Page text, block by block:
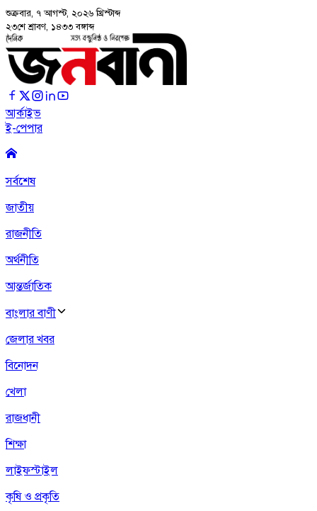
শুক্রবার, ৭ আগস্ট, ২০২৬ খ্রিস্টাব্দ
২৩শে শ্রাবণ, ১৪৩৩ বঙ্গাব্দ
আর্কাইভ
ই-পেপার
সর্বশেষ
জাতীয়
রাজনীতি
অর্থনীতি
আন্তর্জাতিক
বাংলার বাণী
জেলার খবর
বিনোদন
খেলা
রাজধানী
শিক্ষা
লাইফস্টাইল
কৃষি ও প্রকৃতি